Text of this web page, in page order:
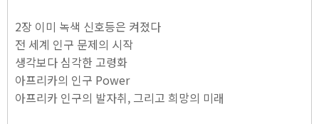
2장 이미 녹색 신호등은 켜졌다
전 세계 인구 문제의 시작
생각보다 심각한 고령화
아프리카의 인구 Power
아프리카 인구의 발자취, 그리고 희망의 미래